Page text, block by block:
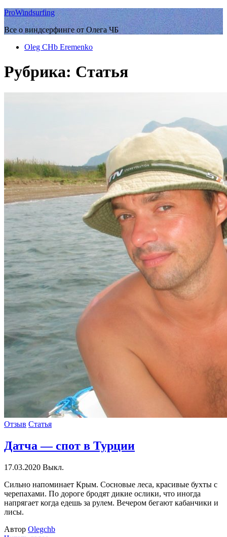
ProWindsurfing
Все о виндсерфинге от Олега ЧБ
Oleg CHb Eremenko
Рубрика: Статья
Отзыв Статья
Датча — спот в Турции
17.03.2020 Выкл.
Сильно напоминает Крым. Сосновые леса, красивые бухты с
черепахами. По дороге бродят дикие ослики, что иногда
напрягает когда едешь за рулем. Вечером бегают кабанчики и
лисы.
Автор Olegchb